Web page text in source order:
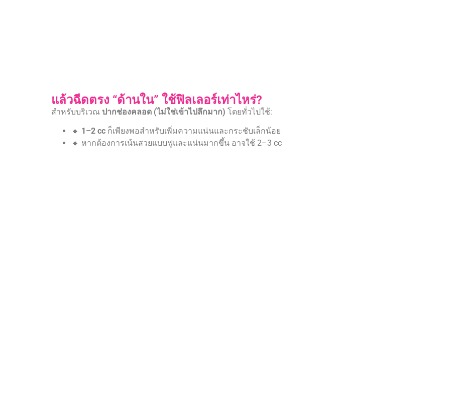
แล้วฉีดตรง “ด้านใน” ใช้ฟิลเลอร์เท่าไหร่?
สำหรับบริเวณ ปากช่องคลอด (ไม่ใช่เข้าไปลึกมาก) โดยทั่วไปใช้:
🔸 1–2 cc ก็เพียงพอสำหรับเพิ่มความแน่นและกระชับเล็กน้อย
🔸 หากต้องการเน้นสวยแบบฟูและแน่นมากขึ้น อาจใช้ 2–3 cc